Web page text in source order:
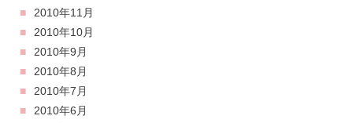
2010年11月
2010年10月
2010年9月
2010年8月
2010年7月
2010年6月